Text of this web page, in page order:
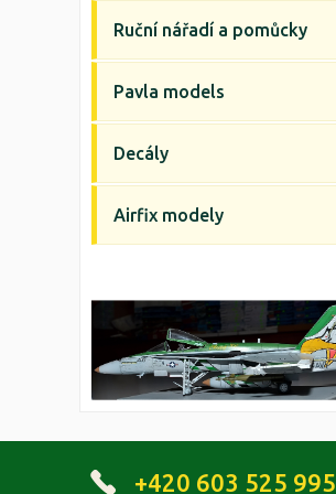
Ruční nářadí a pomůcky
Pavla models
Decály
Airfix modely
+420 603 525 995